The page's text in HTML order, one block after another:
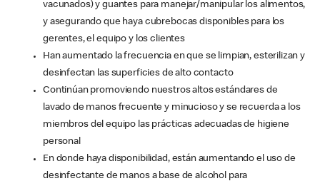
vacunados) y guantes para manejar/manipular los alimentos,
y asegurando que haya cubrebocas disponibles para los
gerentes, el equipo y los clientes
Han aumentado la frecuencia en que se limpian, esterilizan y
desinfectan las superficies de alto contacto
Continúan promoviendo nuestros altos estándares de
lavado de manos frecuente y minucioso y se recuerda a los
miembros del equipo las prácticas adecuadas de higiene
personal
En donde haya disponibilidad, están aumentando el uso de
desinfectante de manos a base de alcohol para